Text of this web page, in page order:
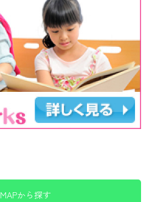
MAPから探す